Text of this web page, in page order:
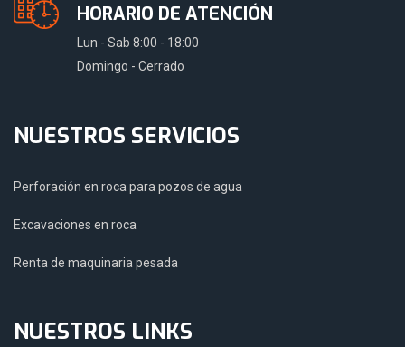
HORARIO DE ATENCIÓN
Lun - Sab 8:00 - 18:00
Domingo - Cerrado
NUESTROS SERVICIOS
Perforación en roca para pozos de agua
Excavaciones en roca
Renta de maquinaria pesada
NUESTROS LINKS